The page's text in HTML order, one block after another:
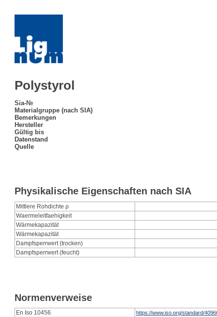
Polystyrol
Sia-№
Materialgruppe (nach SIA)
Bemerkungen
Hersteller
Gültig bis
Datenstand
Quelle
Physikalische Eigenschaften nach SIA
Mittlere Rohdichte ρ
Waermeleitfaehigkeit
Wärmekapazität
Wärmekapazität
Dampfsperrwert (trocken)
Dampfsperrwert (feucht)
Normenverweise
En Iso 10456 https://www.iso.org/standard/